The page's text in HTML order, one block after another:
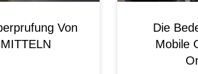
Von
Die
Mobile